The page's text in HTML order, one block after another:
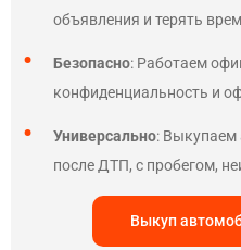
объявления и терять
Безопасно: Работаем
конфиденциальность и
Универсально: Выкупаем
после ДТП, с пробегом,
Выкуп